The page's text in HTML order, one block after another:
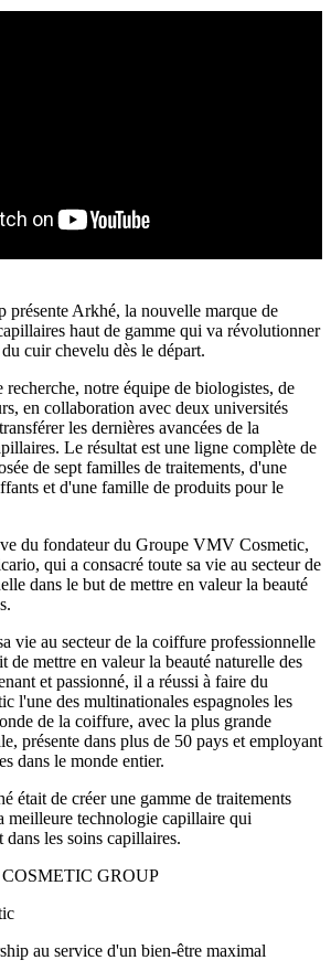
Arkhé, la nouvelle marque de
haut de gamme qui va révolutionner
cuir chevelu dès le départ.
recherche, notre équipe de biologistes, de
en collaboration avec deux universités
les dernières avancées de la
Le résultat est une ligne complète de
de sept familles de traitements, d'une
et d'une famille de produits pour le
du fondateur du Groupe VMV Cosmetic,
qui a consacré toute sa vie au secteur de
dans le but de mettre en valeur la beauté
vie au secteur de la coiffure professionnelle
de mettre en valeur la beauté naturelle des
et passionné, il a réussi à faire du
l'une des multinationales espagnoles les
de la coiffure, avec la plus grande
présente dans plus de 50 pays et employant
dans le monde entier.
était de créer une gamme de traitements
meilleure technologie capillaire qui
les soins capillaires.
GROUP
au service d'un bien-être maximal